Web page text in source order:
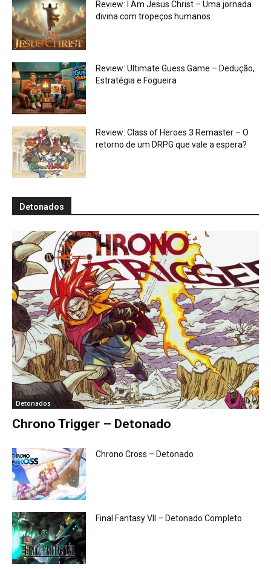
Review: I Am Jesus Christ – Uma jornada
divina com tropeços humanos
Review: Ultimate Guess Game – Dedução,
Estratégia e Fogueira
Review: Class of Heroes 3 Remaster – O
retorno de um DRPG que vale a espera?
Detonados
Detonados
Chrono Trigger – Detonado
Chrono Cross – Detonado
Final Fantasy VII – Detonado Completo